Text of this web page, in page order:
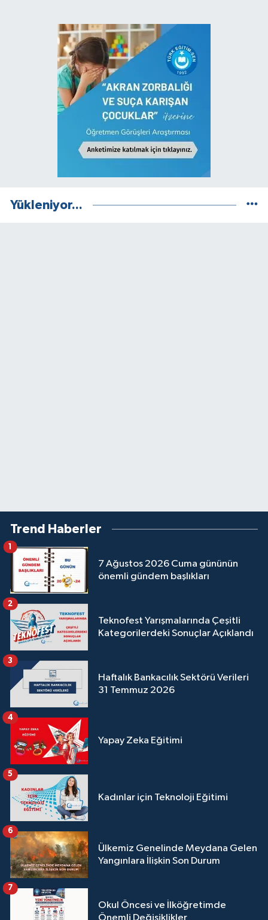
Yükleniyor...
Trend Haberler
7 Ağustos 2026 Cuma gününün
önemli gündem başlıkları
1
Teknofest Yarışmalarında Çeşitli
Kategorilerdeki Sonuçlar Açıklandı
2
Haftalık Bankacılık Sektörü Verileri
31 Temmuz 2026
3
Yapay Zeka Eğitimi
4
Kadınlar için Teknoloji Eğitimi
5
Ülkemiz Genelinde Meydana Gelen
Yangınlara İlişkin Son Durum
6
Okul Öncesi ve İlköğretimde
Önemli Değişiklikler
7